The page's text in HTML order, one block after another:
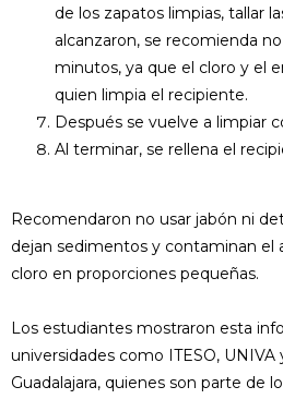
de los zapatos limpias, tallar
alcanzaron, se recomienda
minutos, ya que el cloro y el
quien limpia el recipiente.
Después se vuelve a limpiar
Al terminar, se rellena el
Recomendaron no usar jabón ni
dejan sedimentos y contaminan el
cloro en proporciones pequeñas.
Los estudiantes mostraron esta
universidades como ITESO, UNIVA
Guadalajara, quienes son parte de